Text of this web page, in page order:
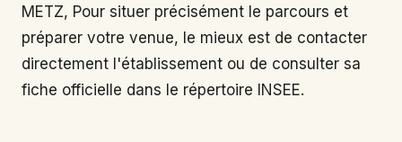
METZ, Pour situer précisément le parcours et
préparer votre venue, le mieux est de contacter
directement l'établissement ou de consulter sa
fiche officielle dans le répertoire INSEE.